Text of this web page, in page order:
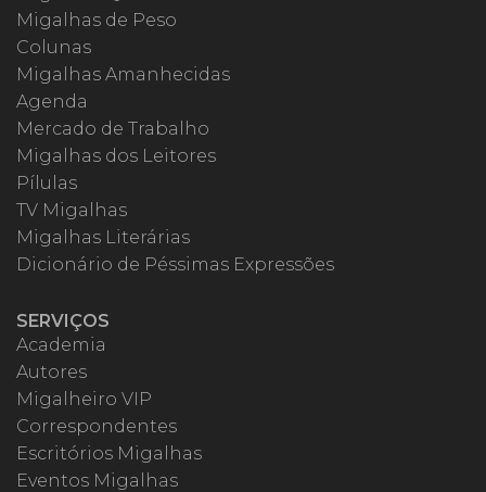
Migalhas de Peso
Colunas
Migalhas Amanhecidas
Agenda
Mercado de Trabalho
Migalhas dos Leitores
Pílulas
TV Migalhas
Migalhas Literárias
Dicionário de Péssimas Expressões
SERVIÇOS
Academia
Autores
Migalheiro VIP
Correspondentes
Escritórios Migalhas
Eventos Migalhas